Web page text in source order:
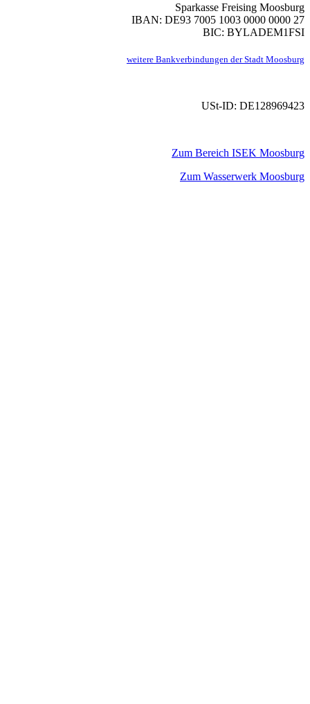
Sparkasse Freising Moosburg
IBAN: DE93 7005 1003 0000 0000 27
BIC: BYLADEM1FSI
weitere Bankverbindungen der Stadt Moosburg
USt-ID: DE128969423
Zum Bereich ISEK Moosburg
Zum Wasserwerk Moosburg